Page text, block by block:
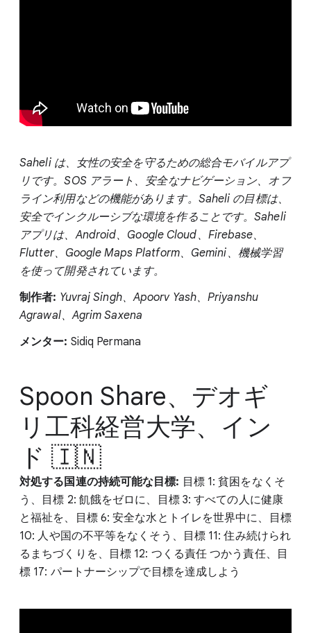
Saheli は、女性の安全を守るための総合モバイルアプ
リです。SOS アラート、安全なナビゲーション、オフ
ライン利用などの機能があります。Saheli の目標は、
安全でインクルーシブな環境を作ることです。Saheli
アプリは、Android、Google Cloud、Firebase、
Flutter、Google Maps Platform、Gemini、機械学習
を使って開発されています。
制作者: Yuvraj Singh、Apoorv Yash、Priyanshu
Agrawal、Agrim Saxena
メンター: Sidiq Permana
Spoon Share、デオギ
リ工科経営大学、イン
ド 🇮🇳
対処する国連の持続可能な目標: 目標 1: 貧困をなくそ
う、目標 2: 飢餓をゼロに、目標 3: すべての人に健康
と福祉を、目標 6: 安全な水とトイレを世界中に、目標
10: 人や国の不平等をなくそう、目標 11: 住み続けられ
るまちづくりを、目標 12: つくる責任 つかう責任、目
標 17: パートナーシップで目標を達成しよう